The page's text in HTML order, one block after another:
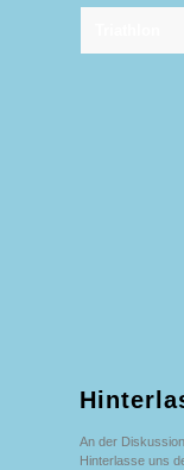
An der
Hinterlasse uns